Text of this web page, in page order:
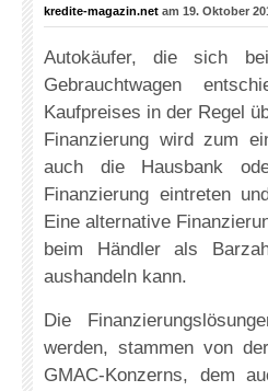
kredite-magazin.net am 19. Oktober
Autokäufer, die sich
Gebrauchtwagen
Kaufpreises in der Regel
Finanzierung wird zum
auch die Hausbank
Finanzierung eintreten
Eine alternative
beim Händler als
aushandeln kann.
Die
werden, stammen von
GMAC-Konzerns, dem